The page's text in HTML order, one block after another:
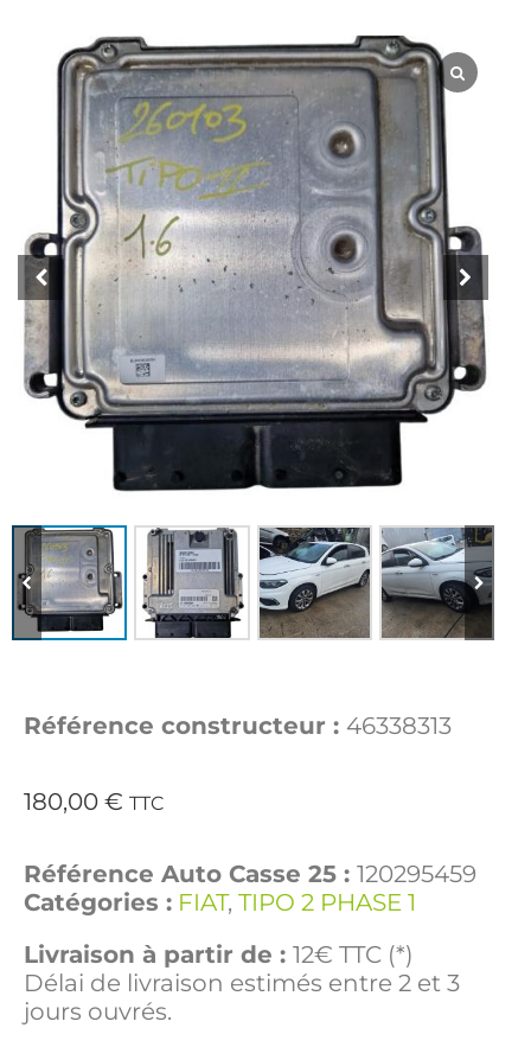
Référence constructeur : 46338313
180,00 € TTC
Référence Auto Casse 25 : 120295459
Catégories : FIAT, TIPO 2 PHASE 1
Livraison à partir de : 12€ TTC (*)
Délai de livraison estimés entre 2 et 3
jours ouvrés.